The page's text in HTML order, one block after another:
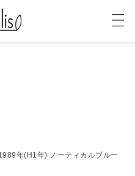
年(H1年) ノーティカルブルー